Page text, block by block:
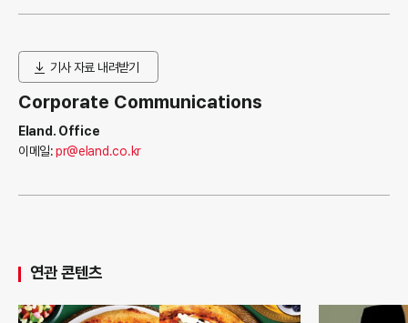
기사 자료 내려받기
Corporate Communications
Eland. Office
이메일:pr@eland.co.kr
연관 콘텐츠